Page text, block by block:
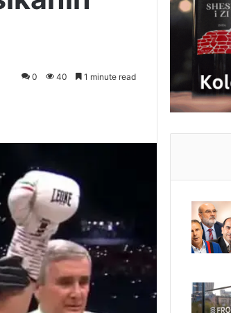
0 40 1 minute read